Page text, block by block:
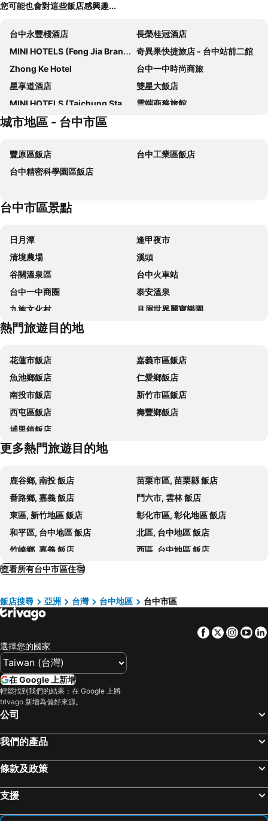
您可能也會對這些飯店感興趣...
台中永豐棧酒店
長榮桂冠酒店
MINI HOTELS (Feng Jia Branch)
奇異果快捷旅店 - 台中站前二館
Zhong Ke Hotel
台中一中時尚商旅
星享道酒店
雙星大飯店
MINI HOTELS (Taichung Station Branch)
雲端商務旅館
Shunxi Time Hotel (Hongshan Lake Gufu Street)
台中林酒店
KUN Tour Hotel
奇異果快捷旅店
三好行旅
53 Hotel
創意時尚飯店
Raise Hotel Taichung
豐邑逢甲商旅
薆悅酒店五權館
C U Hotel Taichung
台中博客創意旅店
文華道會館
頭等艙飯店 - 綠園道館
台中威汀城市酒店
Hotel Maple Taiwan Boulevard
Military 75 Hotel
Comin' Place
台中日月千禧酒店
T11 T12 Hotel
回行旅 逢甲館
Dragon Vally Hotel and Paradise
穀關溫泉飯店
Guide Hotel Changhua Jhongjheng
North Sea Hotel
Champs Elysees Hotel
安可旅店
中欣商務精品飯店
CityInn Hotel Plus - Taichung Station Branch
KIWI-Taichung Station Branch 1
奇異果快捷旅店-高雄車站店
巧合大飯店
東城年代旅舍
Le Méridien Taichung
瑞君商務旅館
Green Hotel - Tea Way
台中福爾摩沙酒店
Inn Hotel
Green Hotel - Midori
Taichung Charming City Hotel
角落客棧
Fumao Business Hotel
Aeris International Hotel
Uherhotel
塔木德連鎖飯店 - 中山館
城市地區 - 台中市區
豐原區飯店
台中工業區飯店
台中精密科學園區飯店
台中市區景點
日月潭
逢甲夜市
清境農場
溪頭
谷關溫泉區
台中火車站
台中一中商圈
泰安溫泉
九族文化村
月眉世界麗寶樂園
合歡山
集集火車站
彰化車站
鹿港天后宮
國立自然科學博物館
大坑風景區
勝興車站
豐原區
台中公園
台中中華夜市
埔里酒廠
熱門旅遊目的地
花蓮市飯店
嘉義市區飯店
魚池鄉飯店
仁愛鄉飯店
南投市飯店
新竹市區飯店
西屯區飯店
壽豐鄉飯店
埔里鎮飯店
更多熱門旅遊目的地
鹿谷鄉, 南投 飯店
苗栗市區, 苗栗縣 飯店
番路鄉, 嘉義 飯店
鬥六市, 雲林 飯店
東區, 新竹地區 飯店
彰化市區, 彰化地區 飯店
和平區, 台中地區 飯店
北區, 台中地區 飯店
竹崎鄉, 嘉義 飯店
西區, 台中地區 飯店
烏日區, 台中地區 飯店
東區, 台中地區 飯店
三義鄉, 苗栗縣 飯店
古坑鄉, 雲林 飯店
南庄鄉, 苗栗縣 飯店
花蓮市, 花蓮 飯店
桃園市區, 桃園地區 飯店
仁愛鄉, 南投 飯店
新竹市區, 新竹地區 飯店
台南市區, 台南地區 飯店
查看所有台中市區住宿
飯店搜尋 亞洲 台灣 台中地區 台中市區
Facebook
Twitter
選擇您的國家
在 Google 上新增
輕鬆找到我們的結果：在 Google 上將
trivago 新增為偏好來源。
公司
我們的產品
條款及政策
支援